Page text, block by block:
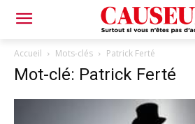
Accueil Mots-clés Patrick Ferté
Mot-clé: Patrick Ferté